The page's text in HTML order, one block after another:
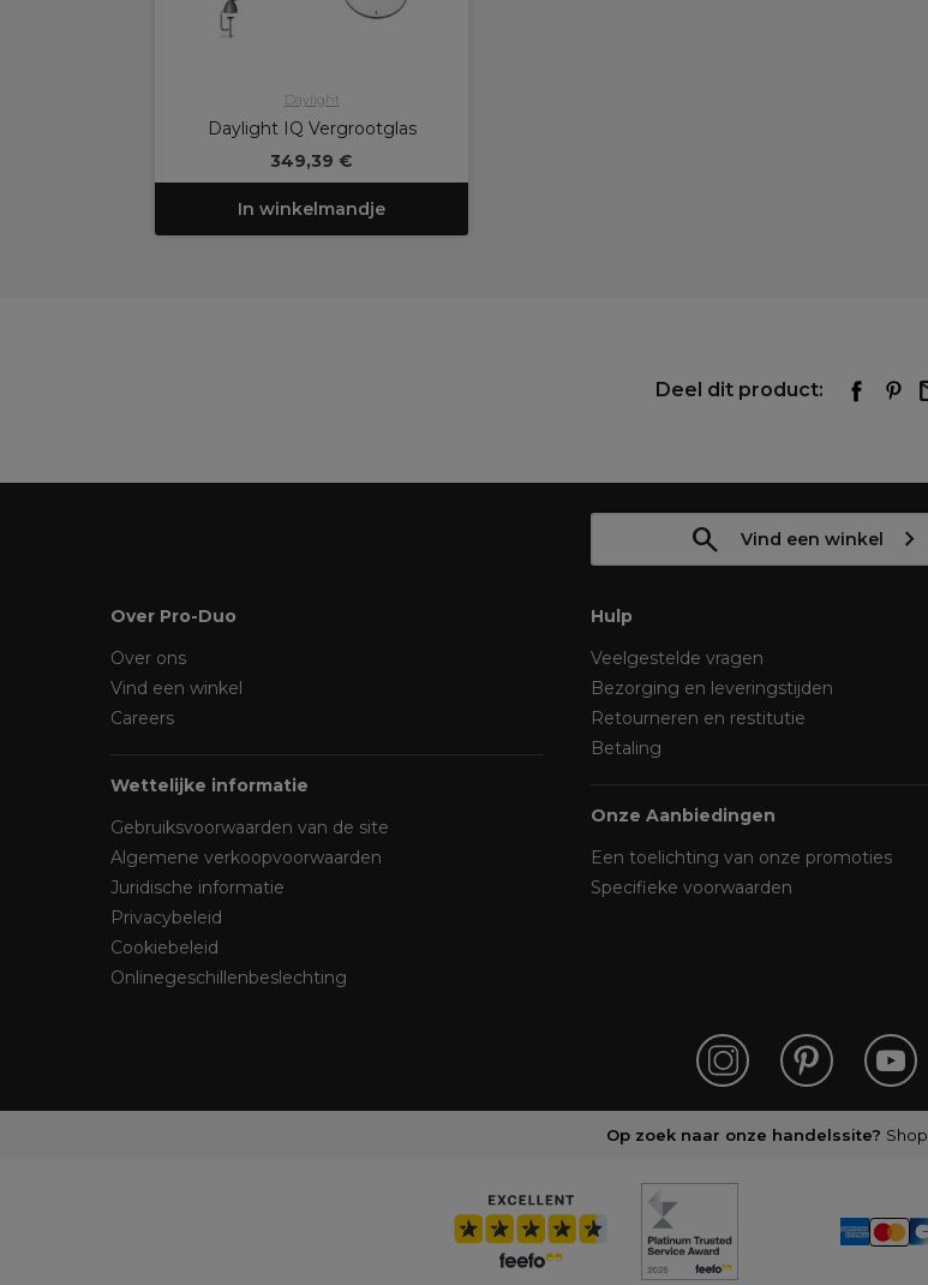
Daylight
Daylight IQ Vergrootglas
349,39 €
In winkelmandje
Deel dit product:
Vind een winkel
Over Pro-Duo
Over ons
Vind een winkel
Careers
Wettelijke informatie
Gebruiksvoorwaarden van de site
Algemene verkoopvoorwaarden
Juridische informatie
Privacybeleid
Cookiebeleid
Onlinegeschillenbeslechting
Hulp
Veelgestelde vragen
Bezorging en leveringstijden
Retourneren en restitutie
Betaling
Onze Aanbiedingen
Een toelichting van onze promoties
Specifieke voorwaarden
Op zoek naar onze handelssite? Shop